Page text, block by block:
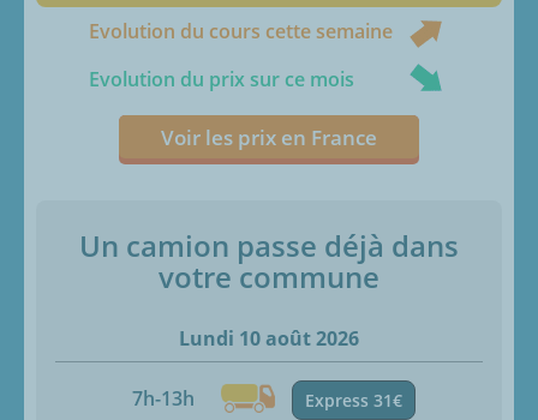
Evolution du cours cette semaine
Evolution du prix sur ce mois
Voir les prix en France
Un camion passe déjà dans
votre commune
Lundi 10 août 2026
7h-13h Express 31€